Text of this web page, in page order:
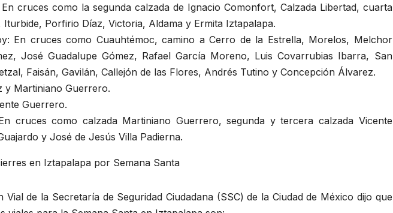
cruces como la segunda calzada de Ignacio Comonfort, Calzada Libertad, cuarta
Porfirio Díaz, Victoria, Aldama y Ermita Iztapalapa.
En cruces como Cuauhtémoc, camino a Cerro de la Estrella, Morelos, Melchor
José Guadalupe Gómez, Rafael García Moreno, Luis Covarrubias Ibarra, San
Faisán, Gavilán, Callejón de las Flores, Andrés Tutino y Concepción Álvarez.
y Martiniano Guerrero.
Guerrero.
cruces como calzada Martiniano Guerrero, segunda y tercera calzada Vicente
y José de Jesús Villa Padierna.
en Iztapalapa por Semana Santa
Vial de la Secretaría de Seguridad Ciudadana (SSC) de la Ciudad de México dijo que